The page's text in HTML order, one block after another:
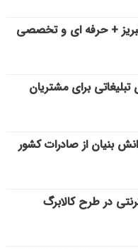
+ حرفه ای و تخصصی
برای مشتریان
بنیان از صادرات کشور
در طرح کالابرگ